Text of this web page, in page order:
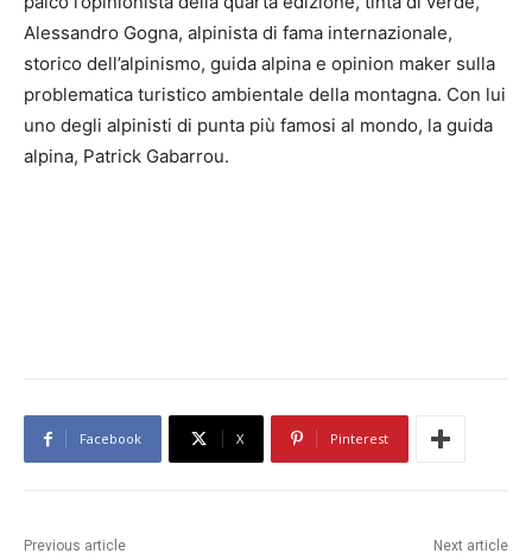
Alessandro Gogna, alpinista di fama internazionale,
storico dell’alpinismo, guida alpina e opinion maker sulla
problematica turistico ambientale della montagna. Con lui
uno degli alpinisti di punta più famosi al mondo, la guida
alpina, Patrick Gabarrou.
Facebook X Pinterest
Previous article Next article